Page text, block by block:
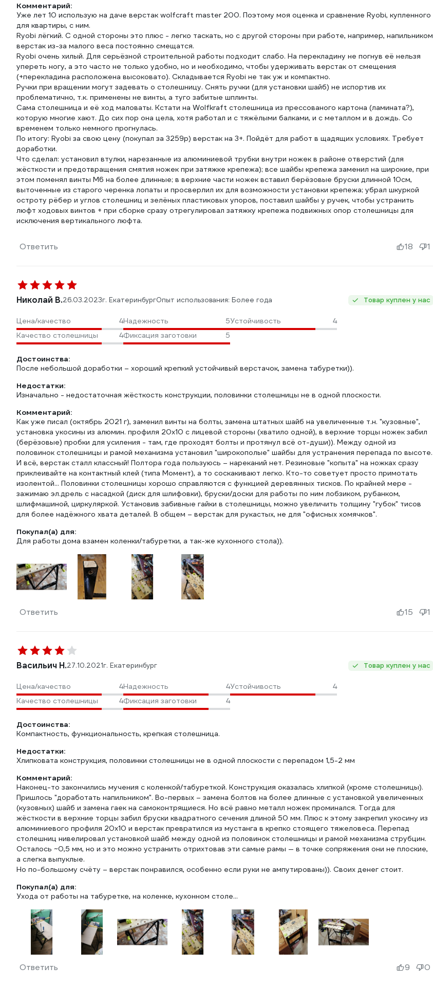
Комментарий:
Уже лет 10 использую на даче верстак wolfcraft master 200. Поэтому моя оценка и сравнение Ryobi, купленного
для квартиры, с ним.
Ryobi лёгкий. С одной стороны это плюс - легко таскать, но с другой стороны при работе, например, напильником
верстак из-за малого веса постоянно смещатся.
Ryobi очень хилый. Для серьёзной строительной работы подходит слабо. На перекладину не погнув её нельзя
упереть ногу, а это часто не только удобно, но и необходимо, чтобы удерживать верстак от смещения
(+перекладина расположена высоковато). Складывается Ryobi не так уж и компактно.
Ручки при вращении могут задевать о столешницу. Снять ручки (для установки шайб) не испортив их
проблематично, т.к. применены не винты, а туго забитые шплинты.
Сама столешница и её ход маловаты. Кстати на Wolfkraft столешница из прессованого картона (ламината?),
которую многие хают. До сих пор она цела, хотя работал и с тяжёлыми балками, и с металлом и в дождь. Со
временем только немного прогнулась.
По итогу: Ryobi за свою цену (покупал за 3259р) верстак на 3+. Пойдёт для работ в щадящих условиях. Требует
доработки.
Что сделал: установил втулки, нарезанные из алюминиевой трубки внутри ножек в районе отверстий (для
жёсткости и предотвращения смятия ножек при затяжке крепежа); все шайбы крепежа заменил на широкие, при
этом поменял винты М6 на более длинные; в верхние части ножек вставил берёзовые бруски длинной 10см,
выточенные из старого черенка лопаты и просверлил их для возможности установки крепежа; убрал шкуркой
остроту рёбер и углов столешниц и зелёных пластиковых упоров, поставил шайбы у ручек, чтобы устранить
люфт ходовых винтов + при сборке сразу отрегулировал затяжку крепежа подвижных опор столешницы для
Ответить 18 1
Николай В.26.03.2023г. ЕкатеринбургОпыт использования: Более года Товар куплен у нас
Цена/качество 4Надежность 5Устойчивость
4
Качество столешницы
4Фиксация заготовки 5
Достоинства:
После небольшой доработки – хороший крепкий устойчивый верстачок, замена табуретки)).
Недостатки:
Изначально - недостаточная жёсткость конструкции, половинки столешницы не в одной плоскости.
Комментарий:
Как уже писал (октябрь 2021 г), заменил винты на болты, замена штатных шайб на увеличенные т.н. "кузовные",
установка укосины из алюмин. профиля 20х10 с лицевой стороны (хватило одной), в верхние торцы ножек забил
(берёзовые) пробки для усиления - там, где проходят болты и протянул всё от-души)). Между одной из
половинок столешницы и рамой механизма установил "широкополые" шайбы для устранения перепада по высоте.
И всё, верстак сталл классный! Полтора года пользуюсь – нареканий нет. Резиновые "копыта" на ножках сразу
приклеивайте на контактный клей (типа Момент), а то соскакивают легко. Кто-то советует просто примотать
изолентой... Половинки столешницы хорошо справляются с функцией деревянных тисков. По крайней мере -
зажимаю эл.дрель с насадкой (диск для шлифовки), бруски/доски для работы по ним лобзиком, рубанком,
шлифмашиной, циркуляркой. Установив забивные гайки в столешницы, можно увеличить толщину "губок" тисов
для более надёжного хвата деталей. В общем – верстак для рукастых, не для "офисных хомячков".
Покупал(а) для:
Для работы дома взамен коленки/табуретки, а так-же кухонного стола)).
Ответить 15 1
Васильич Н.27.10.2021г. Екатеринбург Товар куплен у нас
Цена/качество 4Надежность 4Устойчивость
4
Качество столешницы
4Фиксация заготовки 4
Достоинства:
Компактность, функциональность, крепкая столешница.
Недостатки:
Хлипковата конструкция, половинки столешницы не в одной плоскости с перепадом 1,5-2 мм
Комментарий:
Наконец-то закончились мучения с коленкой/табуреткой. Конструкция оказалась хлипкой (кроме столешницы).
Пришлось "доработать напильником". Во-первых – замена болтов на более длинные с установкой увеличенных
(кузовных) шайб и замена гаек на самоконтрящиеся. Но всё равно металл ножек проминался. Тогда для
жёсткости в верхние торцы забил бруски квадратного сечения длиной 50 мм. Плюс к этому закрепил укосину из
алюминиевого профиля 20х10 и верстак превратился из мустанга в крепко стоящего тяжеловеса. Перепад
столешниц нивелировал установкой шайб между одной из половинок столешницы и рамой механизма струбцин.
Осталось ~0,5 мм, но и это можно устранить отрихтовав эти самые рамы — в точке сопряжения они не плоские,
а слегка выпуклые.
Но по-большому счёту – верстак понравился, особенно если руки не ампутированы)). Своих денег стоит.
Покупал(а) для:
Ухода от работы на табуретке, на коленке, кухонном столе...
Ответить 9 0